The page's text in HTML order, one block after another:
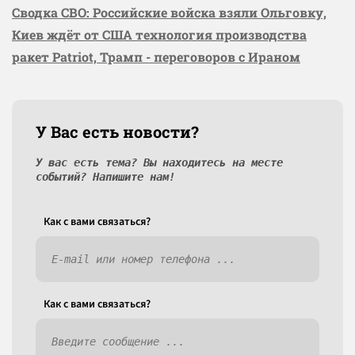
Сводка СВО: Российские войска взяли Ольговку,
Киев ждёт от США технология производства
ракет Patriot, Трамп - переговоров с Ираном
У Вас есть новости?
У вас есть тема? Вы находитесь на месте
событий? Напишите нам!
Как c вами связаться?
Как c вами связаться?